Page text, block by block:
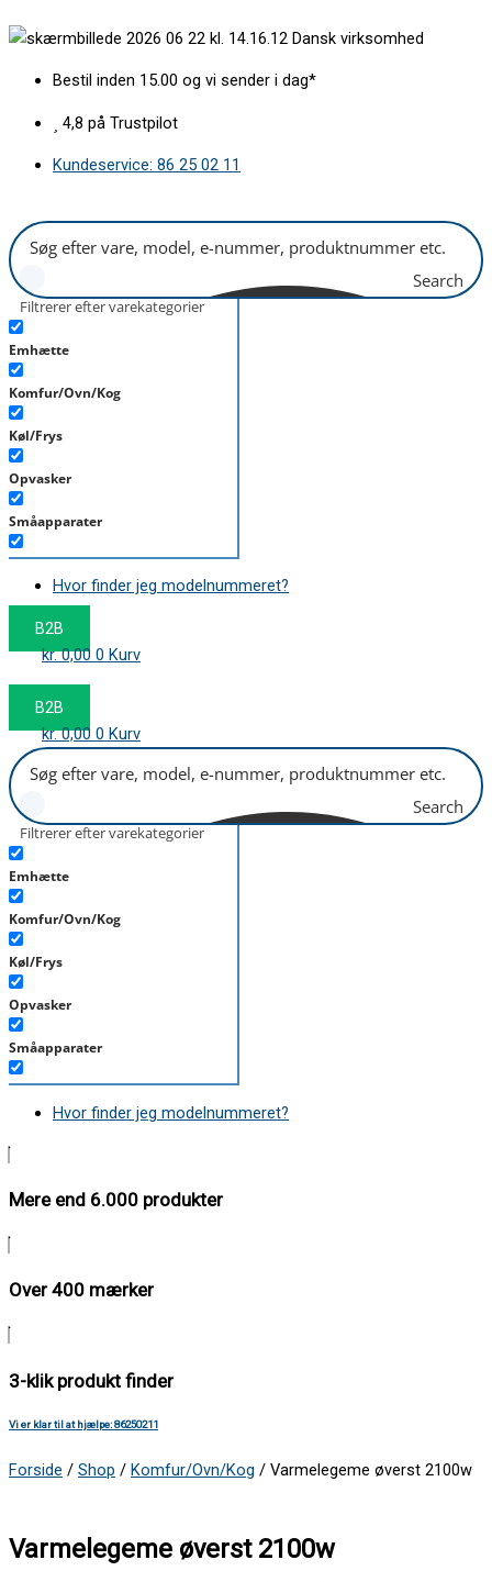
til
Dansk virksomhed
Bestil inden 15.00 og vi sender i dag*
4,8 på Trustpilot
Kundeservice: 86 25 02 11
Search
Filtrerer efter varekategorier
Emhætte
Komfur/Ovn/Kog
Køl/Frys
Opvasker
Småapparater
Støvsuger
Tørretumbler
Tilbehør/Plejemidler
Hvor finder jeg modelnummeret?
B2B
kr.0,00 0 Kurv
B2B
kr.0,00 0 Kurv
Search
Filtrerer efter varekategorier
Emhætte
Komfur/Ovn/Kog
Køl/Frys
Opvasker
Småapparater
Støvsuger
Hvor finder jeg modelnummeret?
Mere end 6.000 produkter
Over 400 mærker
3-klik produkt finder
Vi er klar til at hjælpe: 86250211
Forside / Shop / Komfur/Ovn/Kog / Varmelegeme øverst 2100w
Varmelegeme øverst 2100w
øverst